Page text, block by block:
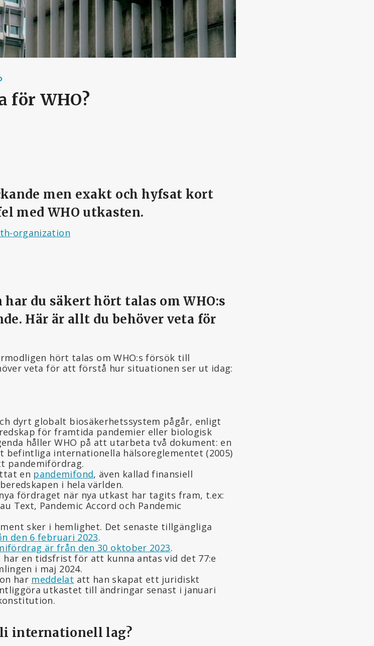
för WHO?
men exakt och hyfsat kort
med WHO utkasten.
organization
har du säkert hört talas om WHO:s
Här är allt du behöver veta för
hört talas om WHO:s försök till
veta för att förstå hur situationen ser ut idag:
dyrt globalt biosäkerhetssystem pågår, enligt
för framtida pandemier eller biologisk
håller WHO på att utarbeta två dokument: en
befintliga internationella hälsoreglementet (2005)
pandemifördrag.
en pandemifond, även kallad finansiell
i hela världen.
fördraget när nya utkast har tagits fram, t.ex:
Text, Pandemic Accord och Pandemic
sker i hemlighet. Det senaste tillgängliga
den 6 februari 2023.
är från den 30 oktober 2023.
en tidsfrist för att kunna antas vid det 77:e
i maj 2024.
har meddelat att han skapat ett juridiskt
utkastet till ändringar senast i januari
internationell lag?